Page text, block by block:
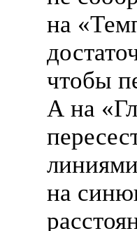
на
чтобы
А на «
на